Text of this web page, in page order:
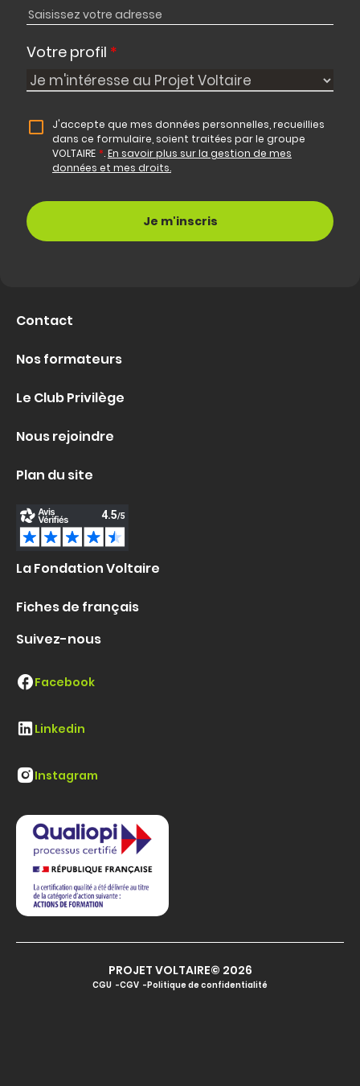
Votre profil *
J'accepte que mes données personnelles, recueillies
dans ce formulaire, soient traitées par le groupe
VOLTAIRE *.En savoir plus sur la gestion de mes
données et mes droits.
Contact
Nos formateurs
Le Club Privilège
Nous rejoindre
Plan du site
La Fondation Voltaire
Fiches de français
Suivez-nous
Facebook
Linkedin
Instagram
PROJET VOLTAIRE© 2026
CGU CGV Politique de confidentialité